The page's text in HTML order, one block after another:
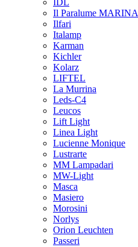
IDL
Il Paralume MARINA
Ilfari
Italamp
Karman
Kichler
Kolarz
LIFTEL
La Murrina
Leds-C4
Leucos
Lift Light
Linea Light
Lucienne Monique
Lustrarte
MM Lampadari
MW-Light
Masca
Masiero
Morosini
Norlys
Orion Leuchten
Passeri